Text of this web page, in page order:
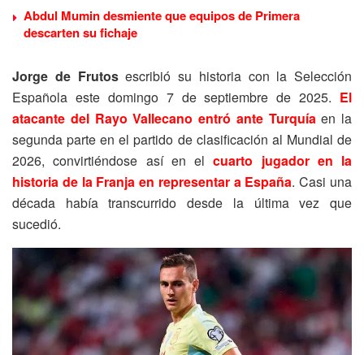
Abdul Mumin desmiente que equipos de Primera
descarten su fichaje
Jorge de Frutosescribió su historia con la Selección
Española este domingo 7 de septiembre de 2025. El
atacante del Rayo Vallecano entró ante Turquía en la
segunda parte en el partido de clasificación al Mundial de
2026, convirtiéndose así en elcuarto jugador en la
historia de la Franja en representar a España. Casi una
década había transcurrido desde la última vez que
sucedió.